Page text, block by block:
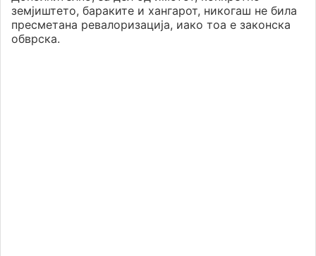
земјиштето, бараките и хангарот, никогаш не била
пресметана ревалоризација, иако тоа е законска
обврска.